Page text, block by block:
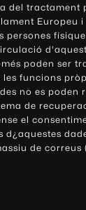
del tractament
Europeu
persones
poden ser
funcions
no es poden
de
el
d¿aquestes
de correus